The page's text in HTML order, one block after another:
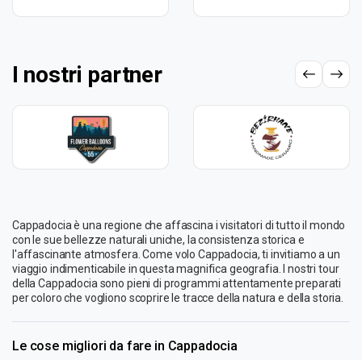
I nostri partner
Cappadocia è una regione che affascina i visitatori di tutto il mondo
con le sue bellezze naturali uniche, la consistenza storica e
l'affascinante atmosfera. Come volo Cappadocia, ti invitiamo a un
viaggio indimenticabile in questa magnifica geografia. I nostri tour
della Cappadocia sono pieni di programmi attentamente preparati
per coloro che vogliono scoprire le tracce della natura e della storia.
Le cose migliori da fare in Cappadocia